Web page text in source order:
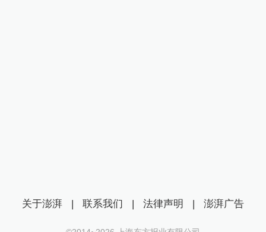
关于澎湃 | 联系我们 | 法律声明 | 澎湃广告